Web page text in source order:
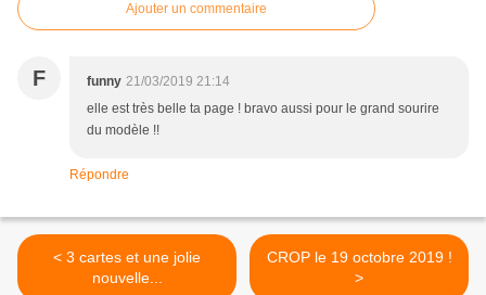
Ajouter un commentaire
F funny 21/03/2019 21:14
elle est très belle ta page ! bravo aussi pour le grand sourire
du modèle !!
Répondre
< 3 cartes et une jolie
nouvelle...
CROP le 19 octobre 2019 !
>